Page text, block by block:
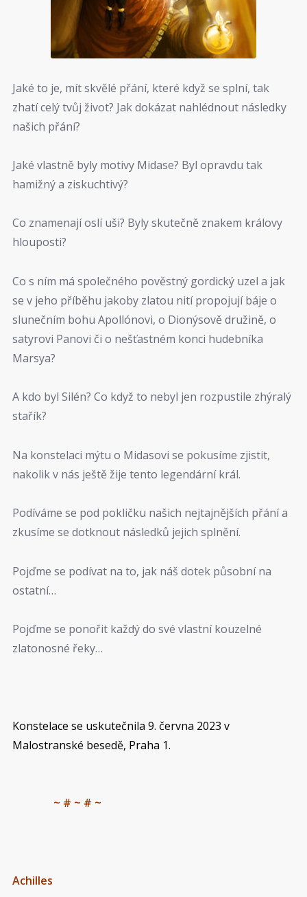
Jaké to je, mít skvělé přání, které když se splní, tak
zhatí celý tvůj život? Jak dokázat nahlédnout následky
našich přání?
Jaké vlastně byly motivy Midase? Byl opravdu tak
hamižný a ziskuchtivý?
Co znamenají oslí uši? Byly skutečně znakem královy
hlouposti?
Co s ním má společného pověstný gordický uzel a jak
se v jeho příběhu jakoby zlatou nití propojují báje o
slunečním bohu Apollónovi, o Dionýsově družině, o
satyrovi Panovi či o nešťastném konci hudebníka
Marsya?
A kdo byl Silén? Co když to nebyl jen rozpustile zhýralý
stařík?
Na konstelaci mýtu o Midasovi se pokusíme zjistit,
nakolik v nás ještě žije tento legendární král.
Podíváme se pod pokličku našich nejtajnějších přání a
zkusíme se dotknout následků jejich splnění.
Pojďme se podívat na to, jak náš dotek působní na
ostatní…
Pojďme se ponořit každý do své vlastní kouzelné
zlatonosné řeky…
Konstelace se uskutečnila 9. června 2023 v
Malostranské besedě, Praha 1.
~ # ~ # ~
Achilles